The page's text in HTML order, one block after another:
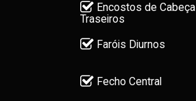
Encostos de Cabeça
Traseiros
Faróis Diurnos
Fecho Central